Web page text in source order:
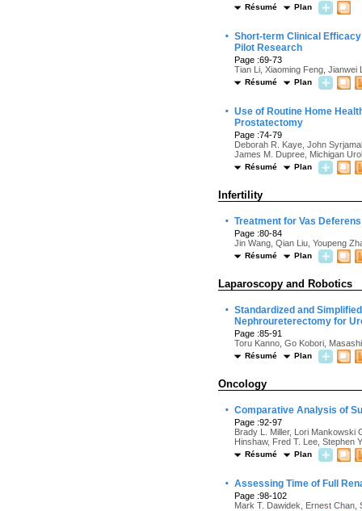
Résumé Plan
· Short-term Clinical
Pilot Research
Page :69-73
Tian Li, Xiaoming Feng, Jianwei
Résumé Plan
· Use of Routine Home
Prostatectomy
Page :74-79
Deborah R. Kaye, John
James M. Dupree, Michigan
Résumé Plan
Infertility
· Treatment for Vas
Page :80-84
Jin Wang, Qian Liu, Youpeng
Résumé Plan
Laparoscopy and Robotics
· Standardized and
Nephroureterectomy for
Page :85-91
Toru Kanno, Go Kobori,
Résumé Plan
Oncology
· Comparative Analysis of
Page :92-97
Brady L. Miller, Lori Mankowski
Hinshaw, Fred T. Lee, Stephen
Résumé Plan
· Assessing Time of Full
Page :98-102
Mark T. Dawidek, Ernest Chan,